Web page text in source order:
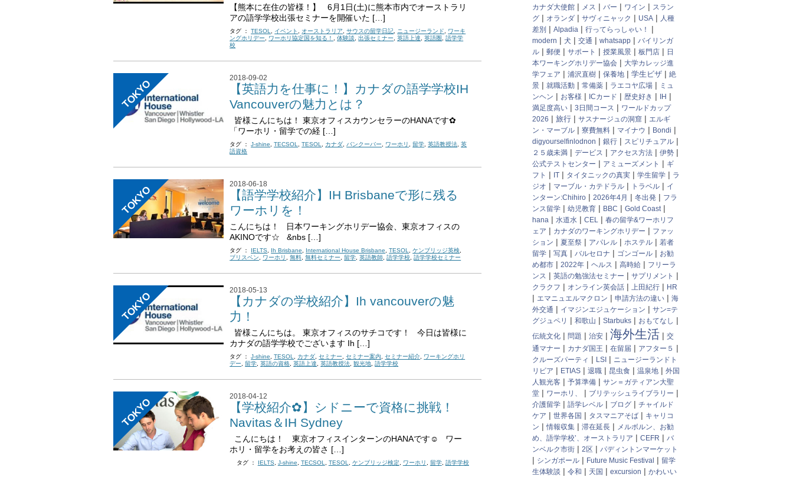
【熊本に在住の皆様！】 6月1日(土)に熊本市内でオーストラリ
アの語学学校出張セミナーを開催いた […]
タグ ：TESOL, イベント , オーストラリア,サウスの留学日記, ニュージーランド, ワーキ
ングホリデー, ワーホリ協定国を知る！ ,体験談,出張セミナー,英語上達,英語圏 ,語学学
校
TOKYO 2018-09-02
【英語力を仕事に！】カナダの語学学校IH
Vancouverの魅力とは？
皆様こんにちは！ 東京オフィスカウンセラーのHANAです✿
「ワーホリ・留学での経 […]
タグ ：J-shine,TECSOL,TESOL, カナダ,バンクーバー, ワーホリ ,留学,英語教授法,英
語資格
TOKYO 2018-06-18
【語学学校紹介】IH Brisbaneで形に残る
ワーホリを！
こんにちは！ 日本ワーキングホリデー協会、東京オフィスの
AKINOです☆ &nbs […]
タグ ： IELTS, Ih Brisbane, International House Brisbane,TESOL,ケンブリッジ英検,
ブリスベン, ワーホリ ,無料,無料セミナー,留学,英語教師,語学学校,語学学校セミナー
TOKYO 2018-05-13
【カナダの学校紹介】Ih vancouverの魅
力！
皆様こんにちは。 東京オフィスのサチコです！ 今日は皆様に
カナダの語学学校でございます Ih […]
タグ ：J-shine,TESOL, カナダ,セミナー,セミナー案内,セミナー紹介, ワーキングホリ
デー,留学,英語の資格,英語上達,英語教授法,観光地,語学学校
TOKYO 2018-04-12
【学校紹介✿】シドニーで資格に挑戦！
Navitas＆IH Sydney
こんにちは！ 東京オフィスインターンのHANAです☺ ワー
ホリ・留学をお考えの皆さ […]
タグ ： IELTS, J-shine, TECSOL, TESOL, ケンブリッジ検定, ワーホリ , 留学, 語学学校
カナダ大使館 | メス | バー | ワイン | スラン
グ | オランダ | サヴィニャック | USA | 人種
差別 | Alpadia | 行ってらっしゃい！ |
modern | 犬 | 交通 | whatsapp | バイリンガ
ル | 郵便 | サポート | 授業風景 | 板門店 | 日
本ワーキングホリデー協会 | 大学カレッジ進
学フェア | 浦沢直樹 | 保養地 | 学生ビザ | 絶
景 | 就職活動 | 常備薬 | ラエコヤ広場 | ミュ
ンヘン | お客様 | ICカード | 歴史好き | IH |
満足度高い | 3日間コース | ワールドカップ
2026 | 旅行 | サスナージュの洞窟 | エルギ
ン・マーブル | 寮費無料 | マイナウ | Bondi |
digyourselfinlodnon | 銀行 | スピリチュアル |
２５歳未満 | デービス | アクセス方法 | 伊勢 |
公式テストセンター | アミューズメント | ギ
フト | IT | タイタニックの真実 | 学生留学 | ラ
ジオ | マーブル・カテドラル | トラベル | イ
ンターン:Chihiro | 2026年4月 | 冬出発 | フラ
ンス留学 | 幼児教育 | BBC | Gold Coast |
hana | 水道水 | CEL | 春の留学&ワーホリフ
ェア | カナダのワーキングホリデー | ファッ
ション | 夏至祭 | アパレル | ホステル | 若者
留学 | 写真 | バルセロナ | ゴンゴール | お勧
め都市 | 2022年 | ヘルス | 高時給 | フリーラ
ンス | 英語の勉強法セミナー | サプリメント |
クラクフ | オンライン英会話 | 上田紀行 | HR
| エマニュエルマクロン | 申請方法の違い | 海
外交通 | イマジンエジュケーション | サン=テ
グジュペリ | 和歌山 | Starbuks | おもてなし |
伝統文化 | 問題 | 治安 | 海外生活 | 交
通マナー | カナダ国王 | 在留届 | アフター５ |
クルーズパーティ | LSI | ニュージーランドト
リビア | ETIAS | 退職 | 昆虫食 | 温泉地 | 外国
人観光客 | 予算準備 | サン＝ガティアン大聖
堂 | ワーホリ、 | ブリテッシュライブラリー |
介護留学 | 語学レベル | ブログ | チャイルド
ケア | 世界各国 | タスマニアそば | キャリコ
ン |情報収集 | 滞在延長 | メルボルン、お勧
め、語学学校’、オーストラリア | CEFR | バ
ンベルク市街 | 2区 | パディントンマーケット
| シンガポール | Future Music Festival | 留学
生体験談 | 令和 | 天国 | excursion | かわいい